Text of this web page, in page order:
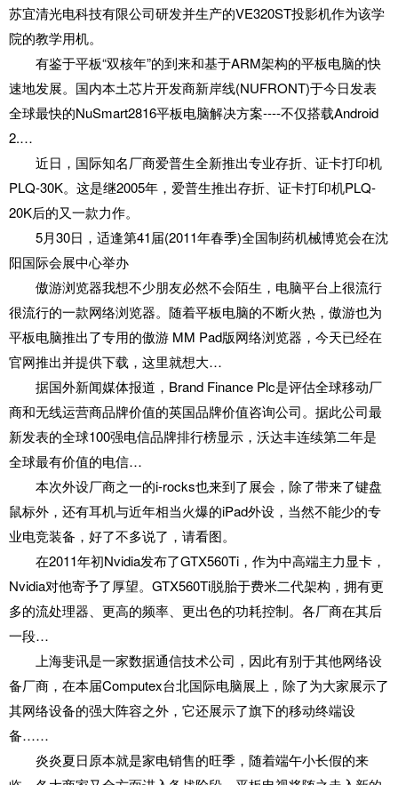
苏宜清光电科技有限公司研发并生产的VE320ST投影机作为该学
院的教学用机。
有鉴于平板“双核年”的到来和基于ARM架构的平板电脑的快
速地发展。国内本土芯片开发商新岸线(NUFRONT)于今日发表
全球最快的NuSmart2816平板电脑解决方案----不仅搭载Android
2.…
近日，国际知名厂商爱普生全新推出专业存折、证卡打印机
PLQ-30K。这是继2005年，爱普生推出存折、证卡打印机PLQ-
20K后的又一款力作。
5月30日，适逢第41届(2011年春季)全国制药机械博览会在沈
阳国际会展中心举办
傲游浏览器我想不少朋友必然不会陌生，电脑平台上很流行
很流行的一款网络浏览器。随着平板电脑的不断火热，傲游也为
平板电脑推出了专用的傲游 MM Pad版网络浏览器，今天已经在
官网推出并提供下载，这里就想大…
据国外新闻媒体报道，Brand Finance Plc是评估全球移动厂
商和无线运营商品牌价值的英国品牌价值咨询公司。据此公司最
新发表的全球100强电信品牌排行榜显示，沃达丰连续第二年是
全球最有价值的电信…
本次外设厂商之一的i-rocks也来到了展会，除了带来了键盘
鼠标外，还有耳机与近年相当火爆的iPad外设，当然不能少的专
业电竞装备，好了不多说了，请看图。
在2011年初Nvidia发布了GTX560Ti，作为中高端主力显卡，
Nvidia对他寄予了厚望。GTX560Ti脱胎于费米二代架构，拥有更
多的流处理器、更高的频率、更出色的功耗控制。各厂商在其后
一段…
上海斐讯是一家数据通信技术公司，因此有别于其他网络设
备厂商，在本届Computex台北国际电脑展上，除了为大家展示了
其网络设备的强大阵容之外，它还展示了旗下的移动终端设
备……
炎炎夏日原本就是家电销售的旺季，随着端午小长假的来